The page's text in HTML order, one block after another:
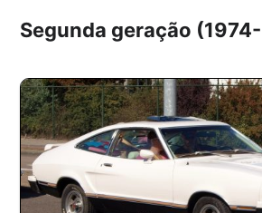
Segunda geração